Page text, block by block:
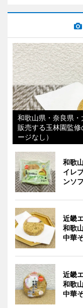
和歌山県・奈良県
販売する玉林園監
ージなし）
和歌
イレ
ンソ
近畿
和歌
中華
近畿
和歌
中華